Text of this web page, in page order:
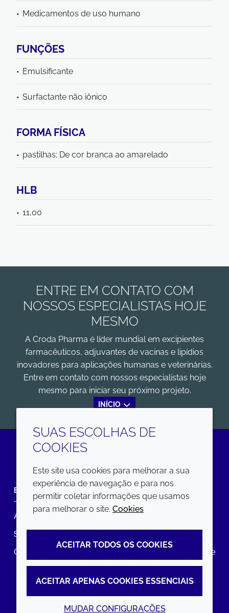
Medicamentos de uso humano
FUNÇÕES
Emulsificante
Surfactante não iônico
FORMA FÍSICA
pastilhas; De cor branca ao amarelado
HLB
11,00
ENTRE EM CONTATO COM
NOSSOS ESPECIALISTAS HOJE
MESMO
A Croda Pharma é líder mundial em excipientes
farmacêuticos, adjuvantes de vacinas e lipídios
inovadores para aplicações humanas e veterinárias.
Entre em contato com nossos especialistas hoje
mesmo para iniciar seu próximo projeto.
INÍCIO
LinkedIn
EMPRESA
Annual Report
Sustainability Report
Croda.com
LEGAL
Termos e condições
Declaração de Acessibilidade
SUAS ESCOLHAS DE
COOKIES
Este site usa cookies para melhorar a sua
experiência de navegação e para nos
permitir coletar informações que usamos
para melhorar o site. Cookies
ACEITAR TODOS OS COOKIES
ACEITAR APENAS COOKIES ESSENCIAIS
MUDAR CONFIGURAÇÕES